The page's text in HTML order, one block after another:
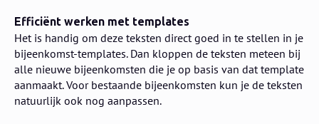
Efficiënt werken met templates
Het is handig om deze teksten direct goed in te stellen in je
bijeenkomst-templates. Dan kloppen de teksten meteen bij
alle nieuwe bijeenkomsten die je op basis van dat template
aanmaakt. Voor bestaande bijeenkomsten kun je de teksten
natuurlijk ook nog aanpassen.